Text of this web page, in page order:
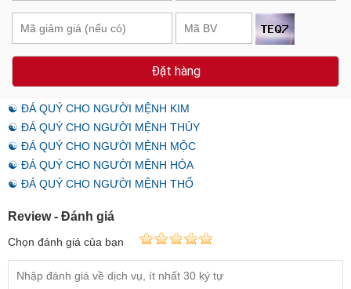
Đặt hàng
☯ ĐÁ QUÝ CHO NGƯỜI MỆNH KIM
☯ ĐÁ QUÝ CHO NGƯỜI MỆNH THỦY
☯ ĐÁ QUÝ CHO NGƯỜI MỆNH MỘC
☯ ĐÁ QUÝ CHO NGƯỜI MỆNH HỎA
☯ ĐÁ QUÝ CHO NGƯỜI MỆNH THỔ
Review - Đánh giá
Chọn đánh giá của bạn